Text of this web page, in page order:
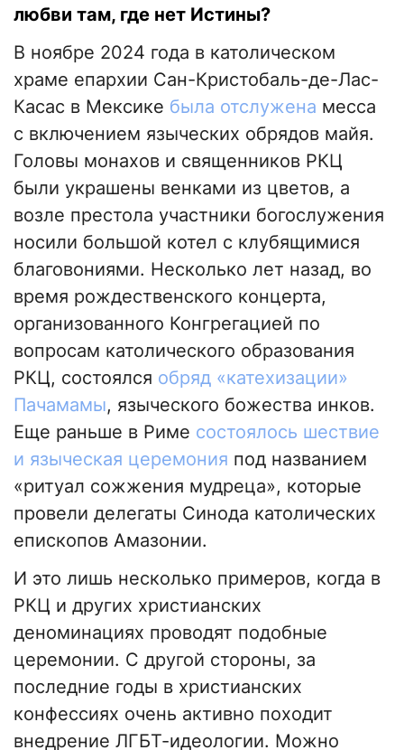
любви там, где нет Истины?
В ноябре 2024 года в католическом
храме епархии Сан-Кристобаль-де-Лас-
Касас в Мексике была отслужена месса
с включением языческих обрядов майя.
Головы монахов и священников РКЦ
были украшены венками из цветов, а
возле престола участники богослужения
носили большой котел с клубящимися
благовониями. Несколько лет назад, во
время рождественского концерта,
организованного Конгрегацией по
вопросам католического образования
РКЦ, состоялся обряд «катехизации»
Пачамамы, языческого божества инков.
Еще раньше в Риме состоялось шествие
и языческая церемония под названием
«ритуал сожжения мудреца», которые
провели делегаты Синода католических
епископов Амазонии.
И это лишь несколько примеров, когда в
РКЦ и других христианских
деноминациях проводят подобные
церемонии. С другой стороны, за
последние годы в христианских
конфессиях очень активно походит
внедрение ЛГБТ-идеологии. Можно